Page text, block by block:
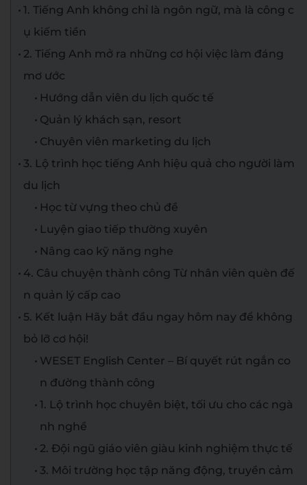
1. Tiếng Anh không chỉ là ngôn ngữ, mà là công c
ụ kiếm tiền
2. Tiếng Anh mở ra những cơ hội việc làm đáng
mơ ước
Hướng dẫn viên du lịch quốc tế
Quản lý khách sạn, resort
Chuyên viên marketing du lịch
3. Lộ trình học tiếng Anh hiệu quả cho người làm
du lịch
Học từ vựng theo chủ đề
Luyện giao tiếp thường xuyên
Nâng cao kỹ năng nghe
4. Câu chuyện thành công Từ nhân viên quèn đế
n quản lý cấp cao
5. Kết luận Hãy bắt đầu ngay hôm nay để không
bỏ lỡ cơ hội!
WESET English Center – Bí quyết rút ngắn co
n đường thành công
1. Lộ trình học chuyên biệt, tối ưu cho các ngà
nh nghề
2. Đội ngũ giáo viên giàu kinh nghiệm thực tế
3. Môi trường học tập năng động, truyền cảm